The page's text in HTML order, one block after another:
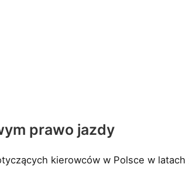
prawo jazdy
kierowców w Polsce w